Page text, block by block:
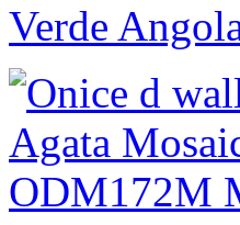
Verde